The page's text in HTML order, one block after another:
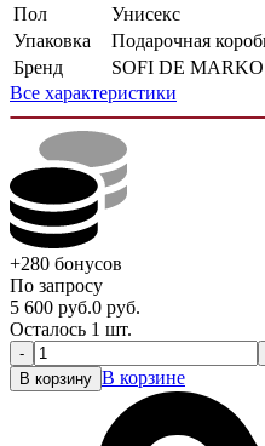
Пол
Унисекс
Упаковка
Подарочная
Бренд
SOFI DE MARKO
Все характеристики
+280 бонусов
По запросу
5 600 руб.0 руб.
Осталось 1 шт.
-
В корзину В корзине